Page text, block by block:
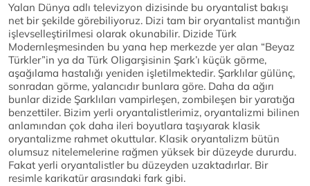
Yalan Dünya adlı televizyon dizisinde bu oryantalist bakışı
net bir şekilde görebiliyoruz. Dizi tam bir oryantalist mantığın
işlevselleştirilmesi olarak okunabilir. Dizide Türk
Modernleşmesinden bu yana hep merkezde yer alan “Beyaz
Türkler”in ya da Türk Oligarşisinin Şark’ı küçük görme,
aşağılama hastalığı yeniden işletilmektedir. Şarklılar gülünç,
sonradan görme, yalancıdır bunlara göre. Daha da ağırı
bunlar dizide Şarklıları vampirleşen, zombileşen bir yaratığa
benzettiler. Bizim yerli oryantalistlerimiz, oryantalizmi bilinen
anlamından çok daha ileri boyutlara taşıyarak klasik
oryantalizme rahmet okuttular. Klasik oryantalizm bütün
olumsuz nitelemelerine rağmen yüksek bir düzeyde dururdu.
Fakat yerli oryantalistler bu düzeyden uzaktadırlar. Bir
resimle karikatür arasındaki fark gibi.